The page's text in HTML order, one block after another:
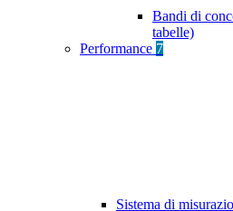
Bandi di
tabelle)
Performance 7
Sistema di